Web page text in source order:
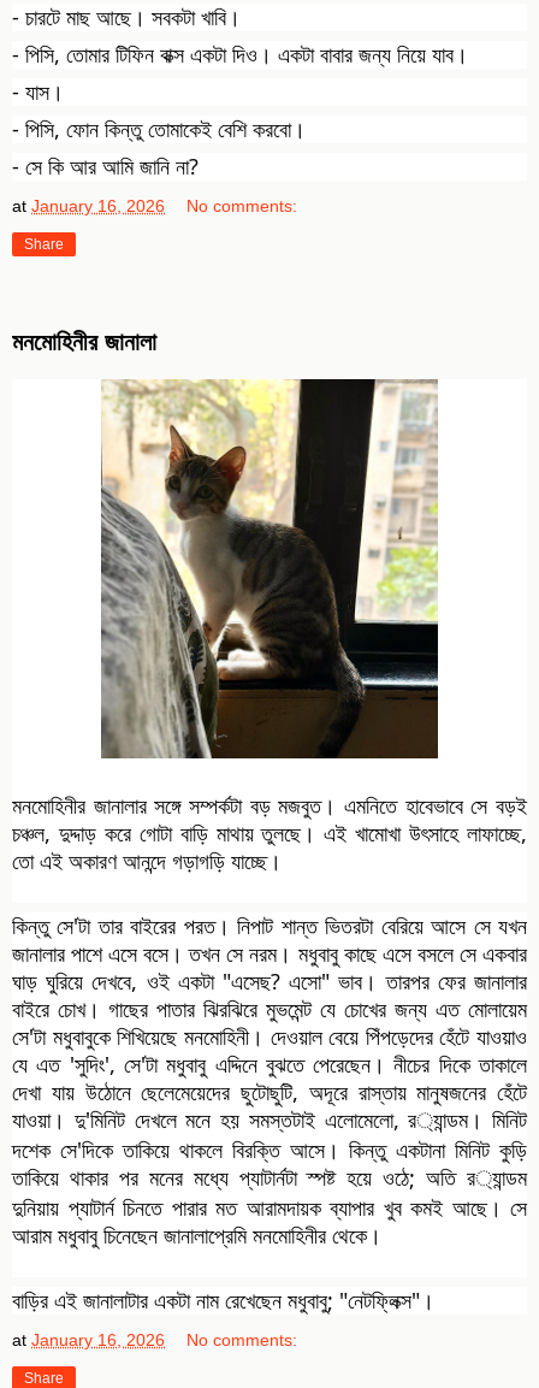
- চারটে মাছ আছে। সবকটা খাবি।
- পিসি, তোমার টিফিন বাক্স একটা দিও। একটা বাবার জন্য নিয়ে যাব।
- যাস।
- পিসি, ফোন কিন্তু তোমাকেই বেশি করবো।
- সে কি আর আমি জানি না?
at January 16, 2026 No comments:
Share
মনমোহিনীর জানালা
মনমোহিনীর জানালার সঙ্গে সম্পর্কটা বড় মজবুত। এমনিতে হাবেভাবে সে বড়ই
চঞ্চল, দুদ্দাড় করে গোটা বাড়ি মাথায় তুলছে। এই খামোখা উৎসাহে লাফাচ্ছে,
তো এই অকারণ আনন্দে গড়াগড়ি যাচ্ছে।
কিন্তু সে'টা তার বাইরের পরত। নিপাট শান্ত ভিতরটা বেরিয়ে আসে সে যখন
জানালার পাশে এসে বসে। তখন সে নরম। মধুবাবু কাছে এসে বসলে সে একবার
ঘাড় ঘুরিয়ে দেখবে, ওই একটা "এসেছ? এসো" ভাব। তারপর ফের জানালার
বাইরে চোখ। গাছের পাতার ঝিরঝিরে মুভমেন্ট যে চোখের জন্য এত মোলায়েম
সে'টা মধুবাবুকে শিখিয়েছে মনমোহিনী। দেওয়াল বেয়ে পিঁপড়েদের হেঁটে যাওয়াও
যে এত 'সুদিং', সে'টা মধুবাবু এদ্দিনে বুঝতে পেরেছেন। নীচের দিকে তাকালে
দেখা যায় উঠোনে ছেলেমেয়েদের ছুটোছুটি, অদূরে রাস্তায় মানুষজনের হেঁটে
যাওয়া। দু'মিনিট দেখলে মনে হয় সমস্তটাই এলোমেলো, র্যান্ডম। মিনিট
দশেক সে'দিকে তাকিয়ে থাকলে বিরক্তি আসে। কিন্তু একটানা মিনিট কুড়ি
তাকিয়ে থাকার পর মনের মধ্যে প্যাটার্নটা স্পষ্ট হয়ে ওঠে; অতি র্যান্ডম
দুনিয়ায় প্যাটার্ন চিনতে পারার মত আরামদায়ক ব্যাপার খুব কমই আছে। সে
আরাম মধুবাবু চিনেছেন জানালাপ্রেমি মনমোহিনীর থেকে।
বাড়ির এই জানালাটার একটা নাম রেখেছেন মধুবাবু; "নেটফ্লিক্স"।
at January 16, 2026 No comments:
Share